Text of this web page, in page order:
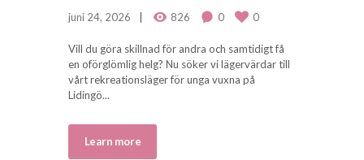
juni 24, 2026 826 0 0
Vill du göra skillnad för andra och samtidigt få
en oförglömlig helg? Nu söker vi lägervärdar till
vårt rekreationsläger för unga vuxna på
Lidingö...
Learn more